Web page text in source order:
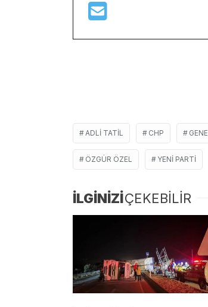
ADLI TATIL CHP
ÖZGÜR ÖZEL YENI PARTI
İLGİNİZİÇEKEBİLİR